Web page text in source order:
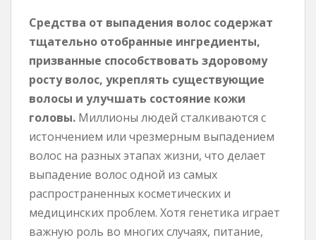
Средства от выпадения волос содержат
тщательно отобранные ингредиенты,
призванные способствовать здоровому
росту волос, укреплять существующие
волосы и улучшать состояние кожи
головы. Миллионы людей сталкиваются с
истончением или чрезмерным выпадением
волос на разных этапах жизни, что делает
выпадение волос одной из самых
распространенных косметических и
медицинских проблем. Хотя генетика играет
важную роль во многих случаях, питание,